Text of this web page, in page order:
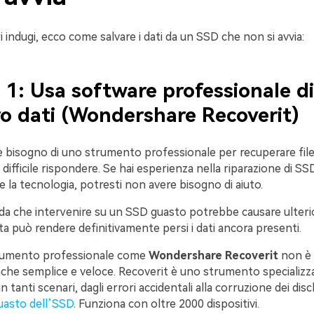
ecco come salvare i dati da un SSD che non si avvia:
Usa software professionale di
dati (Wondershare Recoverit)
bisogno di uno strumento professionale per recuperare
rispondere. Se hai esperienza nella riparazione di
la tecnologia, potresti non avere bisogno di aiuto.
che intervenire su un SSD guasto potrebbe causare
può rendere definitivamente persi i dati ancora presenti.
professionale come Wondershare Recoveritnon è
semplice e veloce. Recoverit è uno strumento
tanti scenari, dagli errori accidentali alla corruzione dei
dell’SSD. Funziona con oltre 2000 dispositivi.